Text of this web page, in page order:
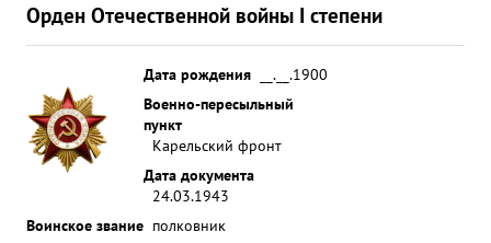
Орден Отечественной войны I степени
Дата рождения
__.__.1900
Военно-пересыльный
пункт
Карельский фронт
Дата документа
24.03.1943
Воинское звание полковник